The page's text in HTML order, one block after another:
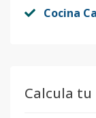
Cocina
Calcula